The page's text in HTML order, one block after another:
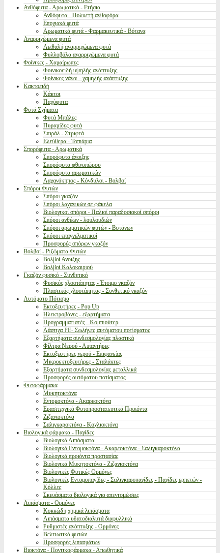
Ανθόφυτα - Αρωματικά - Ετήσια
Ανθόφυτα - Πολυετή ανθοφόρα
Εποχιακά φυτά
Αρωματικά φυτά - Φαρμακευτικά - Βότανα
Αναρριχώμενα φυτά
Αειθαλή αναρριχώμενα φυτά
Φυλλοβόλα αναρριχώμενα φυτά
Φοίνικες - Χαμαίρωπες
Φοινικοειδή υψηλής ανάπτυξης
Φοίνικες νάνοι - χαμηλής ανάπτυξης
Κακτοειδή
Κάκτοι
Παχύφυτα
Φυτά Σχήματα
Φυτά Μπάλες
Πυραμίδες φυτά
Σπιράλ - Στριφτά
Ελεύθερα - Τοπιάρια
Σπορόφυτα - Αρωματικά
Σπορόφυτα άνοιξης
Σπορόφυτα φθινοπώρου
Σπορόφυτα αρωματικών
Λαχανόκηπος - Κόνδυλοι - Βολβοί
Σπόροι Φυτών
Σπόροι γκαζόν
Σπόροι λαχανικών σε φάκελα
Βιολογικοί σπόροι - Παλιοί παραδοσιακοί σπόροι
Σπόροι ανθέων - λουλουδιών
Σπόροι αρωματικών φυτών - Βοτάνων
Σπόροι επαγγελματικοί
Προσφορές σπόρων γκαζόν
Βολβοί - Ριζώματα Φυτών
Βολβοί Ανοιξης
Βολβοί Καλοκαιριού
Γκαζόν φυσικό - Συνθετικό
Φυσικός χλοοτάπητας - Έτοιμο γκαζόν
Πλαστικός χλοοτάπητας - Συνθετικό γκαζόν
Αυτόματο Πότισμα
Εκτοξευτήρες - Pop Up
Ηλεκτροβάνες - εξαρτήματα
Προγραμματιστές - Κομπιούτερ
Λάστιχα PE- Σωλήνες αυτόματου ποτίσματος
Εξαρτήματα συνδεσμολογίας πλαστικά
Φίλτρα Νερού - Λιπαντήρες
Εκτοξευτήρες νερού - Επιφανείας
Μικροεκτοξευτήρες - Σταλάκτες
Εξαρτήματα συνδεσμολογίας μεταλλικά
Προσφορές αυτόματου ποτίσματος
Φυτοφάρμακα
Μυκητοκτόνα
Εντομοκτόνα - Ακαρεοκτόνα
Ερασιτεχνικά Φυτοπροστατευτικά Προιόντα
Ζιζανιοκτόνα
Σαλιγκαροκτόνα - Κοχλιοκτόνα
Βιολογικά φάρμακα - Παγίδες
Βιολογικά Λιπάσματα
Βιολογικά Εντομοκτόνα - Ακαρεοκτόνα - Σαλιγκαροκτόνα
Βιολογικά προιόντα προστασίας
Βιολογικά Μυκητοκτόνα - Ζιζανιοκτόνα
Βιολογικές Φυτικές Ορμόνες
Βιολογικές Εντομοπαγίδες - Σαλιγκαροπαγίδες - Παγίδες ερπετών -
Κόλλες
Σκευάσματα βιολογικά για απεντομώσεις
Λιπάσματα - Ορμόνες
Κοκκώδη χημικά λιπάσματα
Λιπάσματα υδατοδιαλυτά διαφυλλικά
Ρυθμιστές ανάπτυξης - Ορμόνες
Βελτιωτικά φυτών
Προσφορές λιπασμάτων
Βιοκτόνα - Ποντικοφάρμακα - Απωθητικά